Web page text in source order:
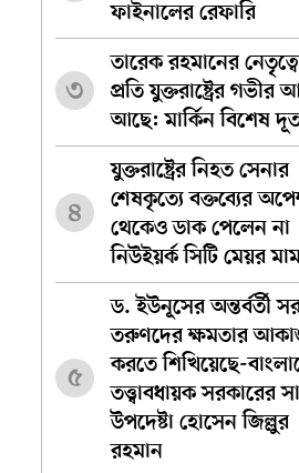
ফাইনালের রেফারি
৩
তারেক রহমানের
প্রতি যুক্তরাষ্ট্রের গভীর
আছে: মার্কিন বিশেষ
৪
যুক্তরাষ্ট্রের নিহত সেনার
শেষকৃত্যে বক্তব্যের
থেকেও ডাক পেলেন না
নিউইয়র্ক সিটি মেয়র
৫
ড. ইউনূসের অন্তর্বর্তী
তরুণদের ক্ষমতার
করতে শিখিয়েছে-
তত্ত্বাবধায়ক সরকারের
উপদেষ্টা হোসেন জিল্লুর
রহমান